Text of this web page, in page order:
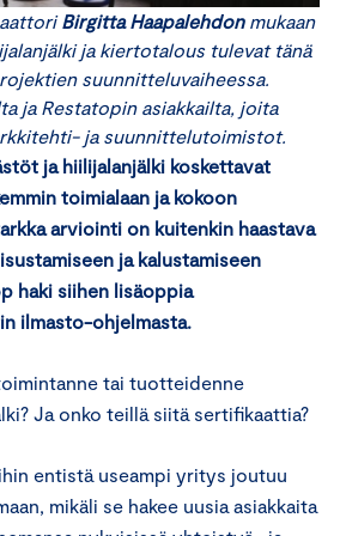
Birgitta Haapalehdon mukaan
ja kiertotalous tulevat tänä
suunnitteluvaiheessa.
ja Restatopin asiakkailta, joita
ja suunnittelutoimistot.
ja hiilijalanjälki koskettavat
toimialaan ja kokoon
arviointi on kuitenkin haastava
ja kalustamiseen
haki siihen lisäoppia
ilmasto-ohjelmasta.
tai tuotteidenne
Ja onko teillä siitä sertifikaattia?
entistä useampi yritys joutuu
mikäli se hakee uusia asiakkaita